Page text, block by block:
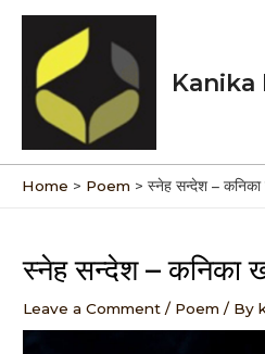
Skip
content
Kanika
Home Poem स्नेह सन्देश – कनिका
स्नेह सन्देश – कनिका
Leave a Comment / Poem / By